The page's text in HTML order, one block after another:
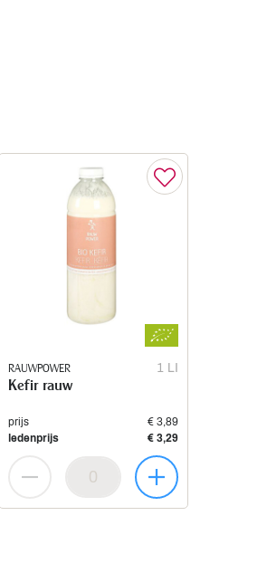
RAUWPOWER 1 LI
Kefir rauw
prijs
€ 3,89
ledenprijs
€ 3,29